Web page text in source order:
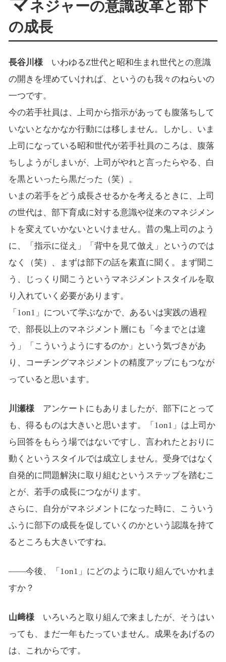
ネジャーの意識改革と部下
の成長
長谷川様いわゆるZ世代と昭和生まれ世代との意識
の開きを埋めていければ、というのも我々のねらいの
一つです。
今の若手社員は、上司から指示があっても腹落ちして
いないとなかなか行動には移しません。しかし、いま
上司になっている昭和世代が若手社員のころは、腹落
ちしようがしまいが、上司がやれと言ったらやる、白
を黒といったら黒だった（笑）。
いまの若手をどう成長させるかを考えるときに、上司
の世代は、部下育成に対する意識や従来のマネジメン
トを変えていかないといけません。昔の鬼上司のよう
に、「指示に従え」「背中を見て倣え」というのでは
なく（笑）、まずは部下の話を素直に聞く。まず聞こ
う、じっくり聞こうというマネジメントスタイルを取
り入れていく必要があります。
「1on1」について学ぶなかで、あるいは実践の過程
で、部長以上のマネジメント層にも「今までとは違
う」「こういうようにするのか」という気づきがあ
り、コーチングマネジメントの精度アップにもつなが
っていると思います。
川瀬様アンケートにもありましたが、部下にとって
も、得るものは大きいと思います。「1on1」は上司か
ら回答をもらう場ではないですし、言われたとおりに
動くというスタイルでは成立しません。受身ではなく
自発的に問題解決に取り組むというステップを踏むこ
とが、若手の成長につながります。
さらに、自分がマネジメントになった時に、こういう
ふうに部下の成長を促していくのかという認識を持て
るところも大きいですね。
――今後、「1on1」にどのように取り組んでいかれま
すか？
山﨑様いろいろと取り組んで来ましたが、そうはい
っても、まだ一年もたっていません。成果をあげるの
は、これからです。